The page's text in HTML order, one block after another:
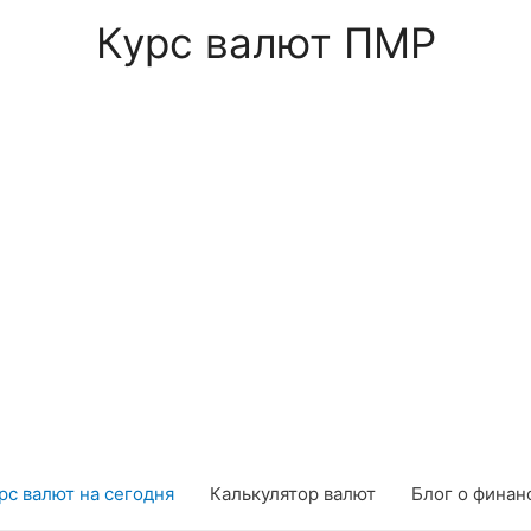
Курс валют ПМР
валют на сегодня Калькулятор валют Блог о